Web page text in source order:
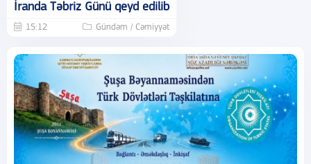
İranda Təbriz Günü qeyd edilib
15:12 Gündəm / Cəmiyyət